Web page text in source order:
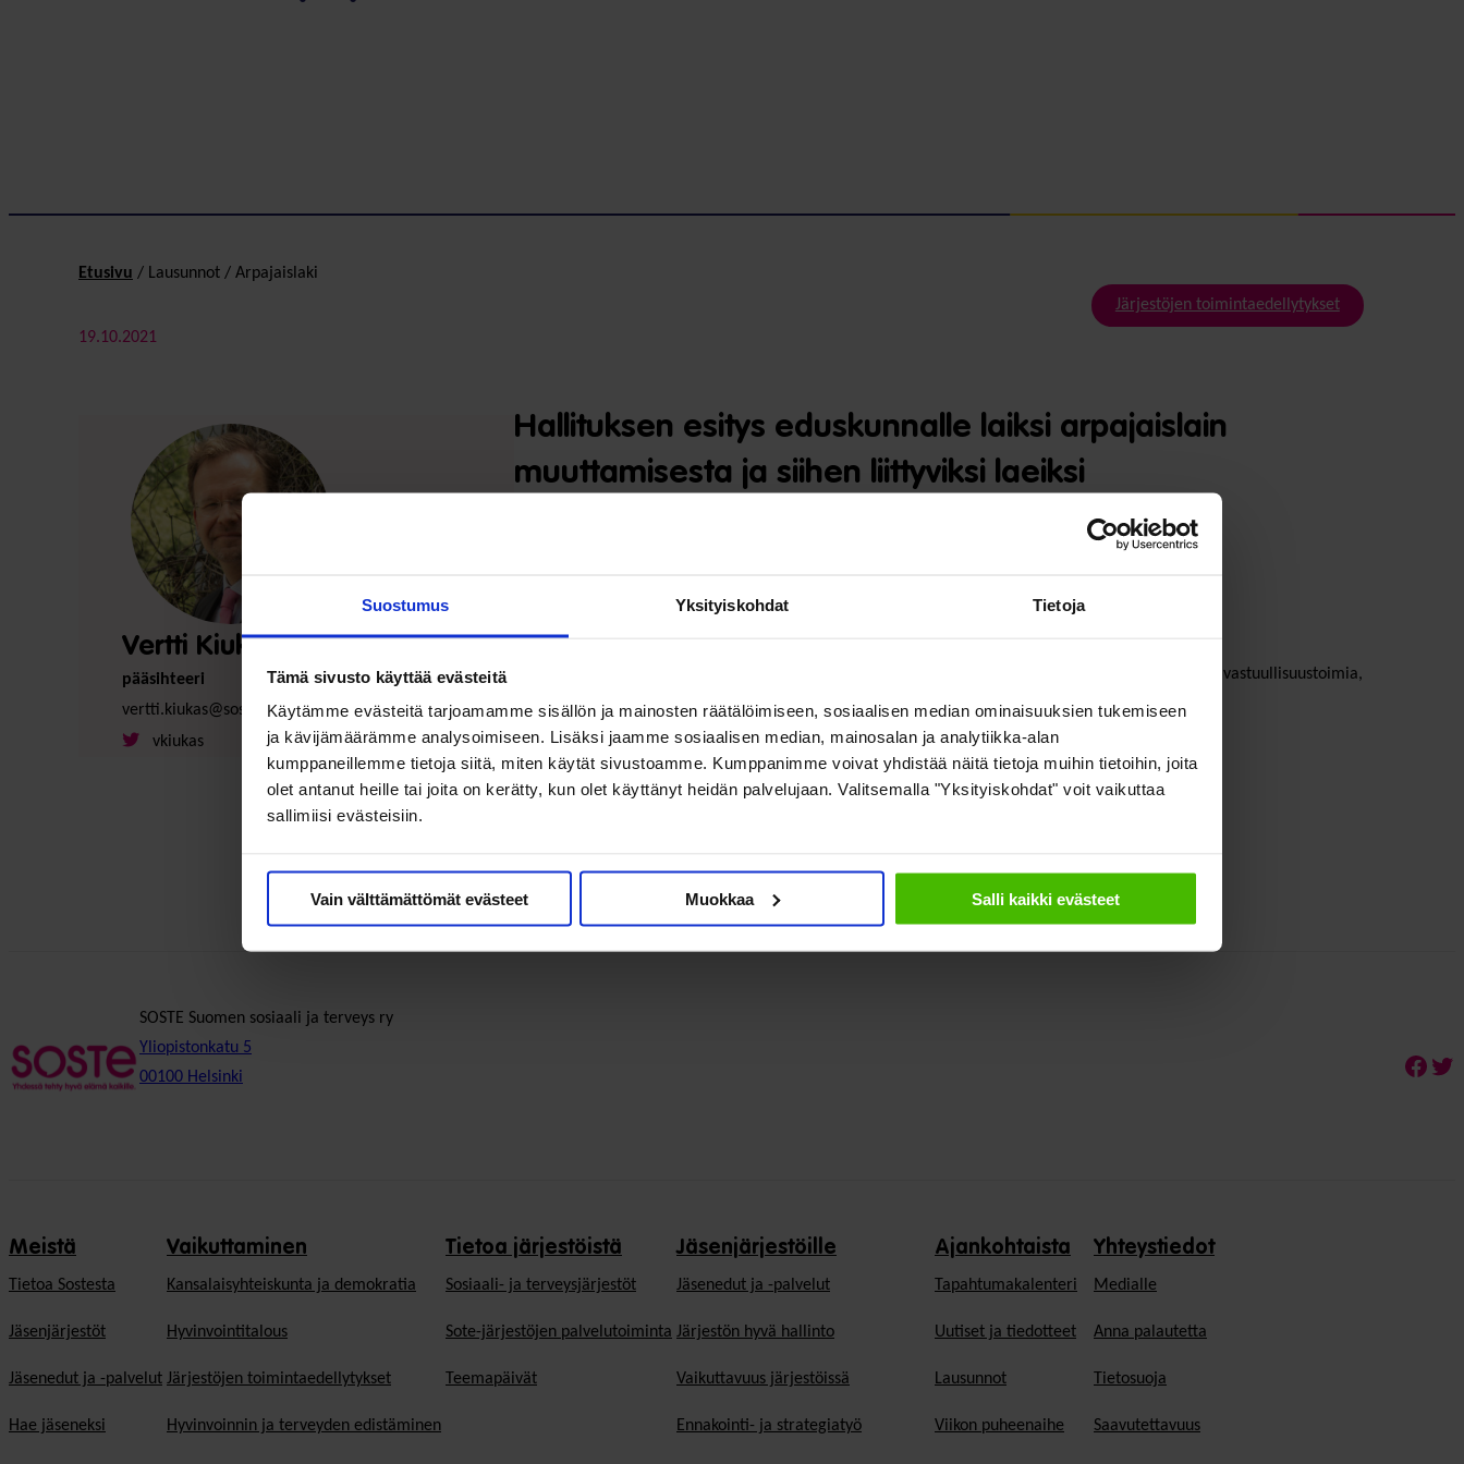
Suostumus Yksityiskohdat Tietoja
Tämä sivusto käyttää evästeitä
Käytämme evästeitä tarjoamamme sisällön ja mainosten räätälöimiseen, sosiaalisen median ominaisuuksien tukemiseen
ja kävijämäärämme analysoimiseen. Lisäksi jaamme sosiaalisen median, mainosalan ja analytiikka-alan
kumppaneillemme tietoja siitä, miten käytät sivustoamme. Kumppanimme voivat yhdistää näitä tietoja muihin tietoihin, joita
olet antanut heille tai joita on kerätty, kun olet käyttänyt heidän palvelujaan. Valitsemalla "Yksityiskohdat" voit vaikuttaa
sallimiisi evästeisiin.
Vain välttämättömät evästeet Muokkaa Salli kaikki evästeet
Etusivu / Lausunnot / Arpajaislaki
19.10.2021
Järjestöjen toimintaedellytykset
Vertti Kiukas
pääsihteeri
vertti.kiukas@soste.fi
vkiukas
Hallituksen esitys eduskunnalle laiksi arpajaislain
muuttamisesta ja siihen liittyviksi laeiksi
SOSTE kannattaa hallituksen esitystä arpajaislain muuttamiseksi. Uudistus mahdollistaa valvonta- ja vastuullisuustoimia,
joilla voidaan ehkäistä ja vähentää aikaisempaa tehokkaammin peli- ja terveyshaittojen syntymistä.
Lue lausunto (pdf)
Jaa tämä uutinen:
SOSTE Suomen sosiaali ja terveys ry
Yliopistonkatu 5
00100 Helsinki
Meistä
Tietoa Sostesta
Jäsenjärjestöt
Jäsenedut ja -palvelut
Hae jäseneksi
Vaikuttaminen
Kansalaisyhteiskunta ja demokratia
Hyvinvointitalous
Järjestöjen toimintaedellytykset
Hyvinvoinnin ja terveyden edistäminen
Tietoa järjestöistä
Sosiaali- ja terveysjärjestöt
Sote-järjestöjen palvelutoiminta
Teemapäivät
Jäsenjärjestöille
Jäsen­edut ja -palvelut
Järjestön hyvä hallinto
Vaikuttavuus järjestöissä
Ennakointi- ja strategiatyö
Ajankohtaista
Tapahtumakalenteri
Uutiset ja tiedotteet
Lausunnot
Viikon puheenaihe
Yhteystiedot
Medialle
Anna palautetta
Tietosuoja
Saavutettavuus